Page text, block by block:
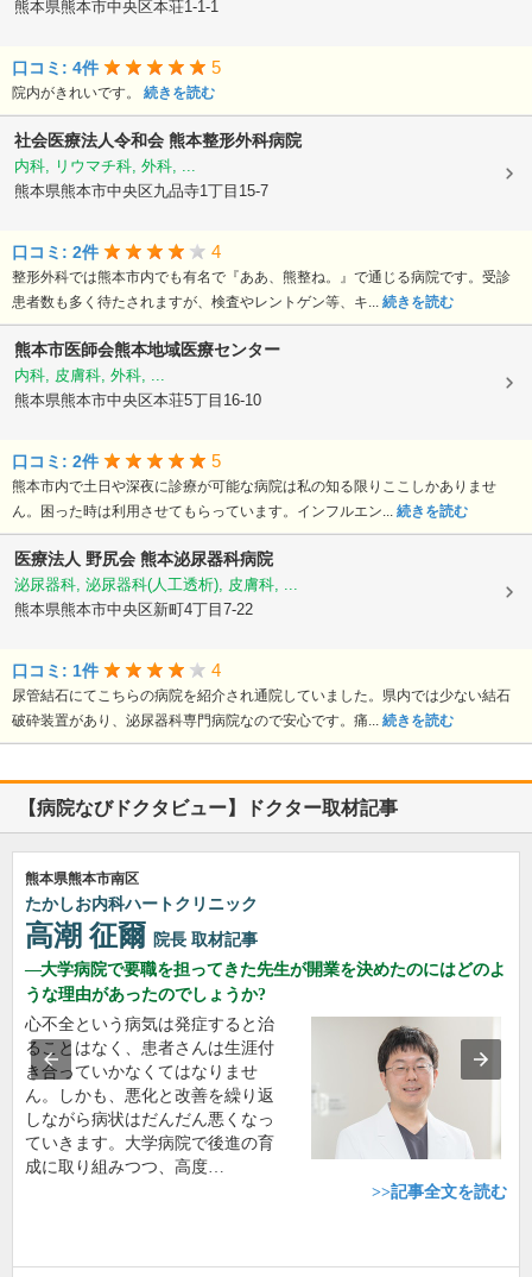
熊本県熊本市中央区本荘1-1-1
口コミ: 4件 5
院内がきれいです。 続きを読む
社会医療法人令和会 熊本整形外科病院
内科, リウマチ科, 外科, ...
熊本県熊本市中央区九品寺1丁目15-7
口コミ: 2件 4
整形外科では熊本市内でも有名で『ああ、熊整ね。』で通じる病院です。受診
患者数も多く待たされますが、検査やレントゲン等、キ... 続きを読む
熊本市医師会熊本地域医療センター
内科, 皮膚科, 外科, ...
熊本県熊本市中央区本荘5丁目16-10
口コミ: 2件 5
熊本市内で土日や深夜に診療が可能な病院は私の知る限りここしかありませ
ん。困った時は利用させてもらっています。インフルエン... 続きを読む
医療法人 野尻会 熊本泌尿器科病院
泌尿器科, 泌尿器科(人工透析), 皮膚科, ...
熊本県熊本市中央区新町4丁目7-22
口コミ: 1件 4
尿管結石にてこちらの病院を紹介され通院していました。県内では少ない結石
破砕装置があり、泌尿器科専門病院なので安心です。痛... 続きを読む
【病院なびドクタビュー】ドクター取材記事
熊本県熊本市南区
たかしお内科ハートクリニック
高潮 征爾 院長 取材記事
大学病院で要職を担ってきた先生が開業を決めたのにはどのよ
うな理由があったのでしょうか?
心不全という病気は発症すると治
ることはなく、患者さんは生涯付
き合っていかなくてはなりませ
ん。しかも、悪化と改善を繰り返
しながら病状はだんだん悪くなっ
ていきます。大学病院で後進の育
成に取り組みつつ、高度…
>>記事全文を読む